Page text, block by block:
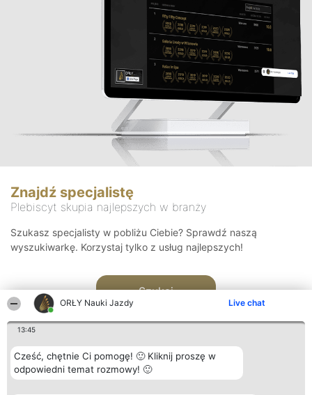
ORŁY Nauki Jazdy Live chat
13:45
Cześć, chętnie Ci pomogę! 🙂 Kliknij proszę w
odpowiedni temat rozmowy! 🙂
Znajdź specjalistę
Plebiscyt skupia najlepszych w branży
Szukasz specjalisty w pobliżu Ciebie? Sprawdź naszą
wyszukiwarkę. Korzystaj tylko z usług najlepszych!
Szukaj